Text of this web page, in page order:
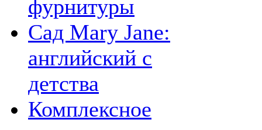
фурнитуры
Сад Mary Jane:
английский с
детства
Комплексное